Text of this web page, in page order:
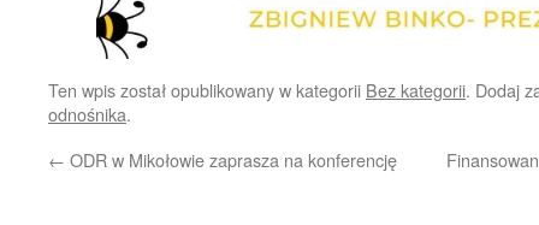
Ten wpis został opublikowany w kategorii Bez kategorii. Dodaj
odnośnika.
← ODR w Mikołowie zaprasza na konferencję